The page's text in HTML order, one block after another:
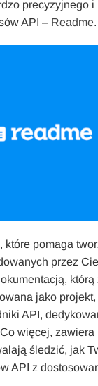
precyzyjnego
API – Readme.
które pomaga
przez
którą
jako
API,
więcej, zawiera
śledzić, jak
API z